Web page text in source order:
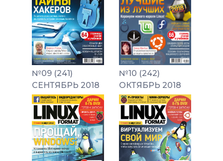
№09 (241)
СЕНТЯБРЬ 2018
№10 (242)
ОКТЯБРЬ 2018